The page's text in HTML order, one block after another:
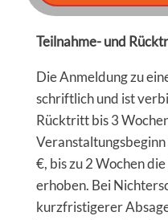
Teilnahme- und
Die Anmeldung zu
schriftlich und ist
Rücktritt bis 3
€, bis zu 2 Wochen
erhoben. Bei
kurzfristigerer